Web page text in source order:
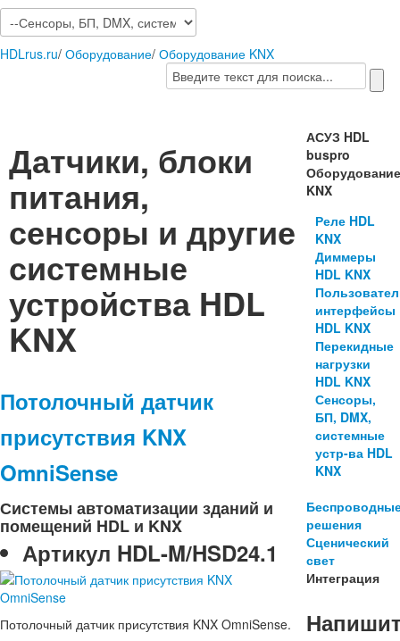
HDLrus.ru/ Оборудование/ Оборудование KNX
Датчики, блоки
питания,
сенсоры и другие
системные
устройства HDL
KNX
Потолочный датчик
присутствия KNX
OmniSense
Системы автоматизации зданий и
помещений HDL и KNX
Артикул HDL-M/HSD24.1
Потолочный датчик присутствия KNX OmniSense.
АСУЗ HDL
buspro
KNX
Реле HDL
KNX
Диммеры
HDL KNX
интерфейсы
HDL KNX
Перекидные
нагрузки
HDL KNX
Сенсоры,
БП, DMX,
системные
устр-ва HDL
KNX
решения
Сценический
свет
Интеграция